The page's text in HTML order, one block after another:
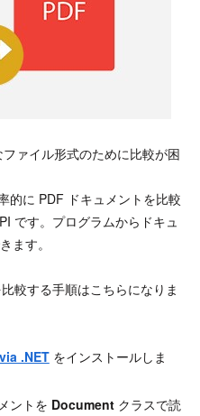
ァイル形式のために比較が困
的に PDF ドキュメントを比較
です。プログラムからドキュ
ます。
較する手順はこちらになりま
.NETをインストールしま
ントを Documentクラスで読